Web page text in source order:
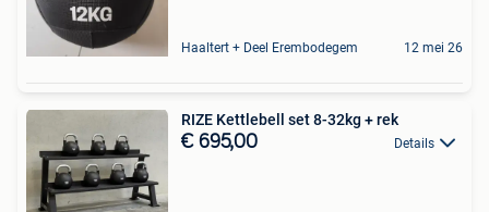
Haaltert + Deel Erembodegem 12 mei 26
RIZE Kettlebell set 8-32kg + rek
€ 695,00 Details